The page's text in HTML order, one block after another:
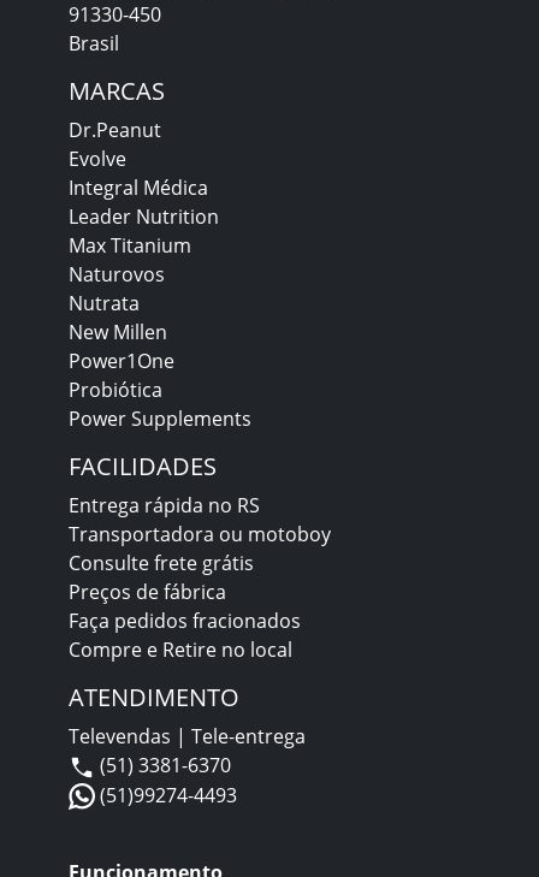
91330-450
Brasil
MARCAS
Dr.Peanut
Evolve
Integral Médica
Leader Nutrition
Max Titanium
Naturovos
Nutrata
New Millen
Power1One
Probiótica
Power Supplements
FACILIDADES
Entrega rápida no RS
Transportadora ou motoboy
Consulte frete grátis
Preços de fábrica
Faça pedidos fracionados
Compre e Retire no local
ATENDIMENTO
Televendas | Tele-entrega
(51) 3381-6370
(51)99274-4493